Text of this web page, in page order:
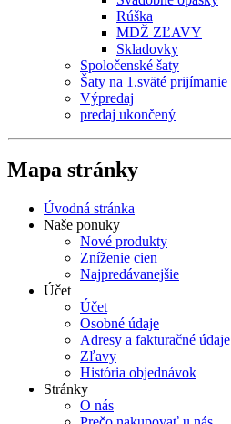
Rúška
MDŽ ZĽAVY
Skladovky
Spoločenské šaty
Šaty na 1.sväté prijímanie
Výpredaj
predaj ukončený
Mapa stránky
Úvodná stránka
Naše ponuky
Nové produkty
Zníženie cien
Najpredávanejšie
Účet
Účet
Osobné údaje
Adresy a fakturačné údaje
Zľavy
História objednávok
Stránky
O nás